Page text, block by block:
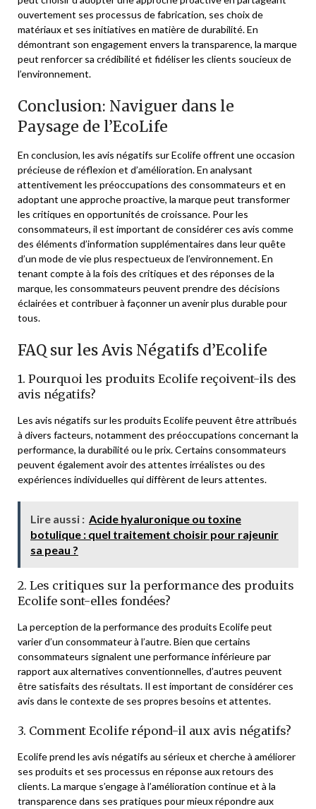
ouvertement ses processus de fabrication, ses choix de
matériaux et ses initiatives en matière de durabilité. En
démontrant son engagement envers la transparence, la marque
peut renforcer sa crédibilité et fidéliser les clients soucieux de
l’environnement.
Conclusion: Naviguer dans le
Paysage de l’EcoLife
En conclusion, les avis négatifs sur Ecolife offrent une occasion
précieuse de réflexion et d’amélioration. En analysant
attentivement les préoccupations des consommateurs et en
adoptant une approche proactive, la marque peut transformer
les critiques en opportunités de croissance. Pour les
consommateurs, il est important de considérer ces avis comme
des éléments d’information supplémentaires dans leur quête
d’un mode de vie plus respectueux de l’environnement. En
tenant compte à la fois des critiques et des réponses de la
marque, les consommateurs peuvent prendre des décisions
éclairées et contribuer à façonner un avenir plus durable pour
tous.
FAQ sur les Avis Négatifs d’Ecolife
1. Pourquoi les produits Ecolife reçoivent-ils des
avis négatifs?
Les avis négatifs sur les produits Ecolife peuvent être attribués
à divers facteurs, notamment des préoccupations concernant la
performance, la durabilité ou le prix. Certains consommateurs
peuvent également avoir des attentes irréalistes ou des
expériences individuelles qui diffèrent de leurs attentes.
Lire aussi : Acide hyaluronique ou toxine
botulique : quel traitement choisir pour rajeunir
sa peau ?
2. Les critiques sur la performance des produits
Ecolife sont-elles fondées?
La perception de la performance des produits Ecolife peut
varier d’un consommateur à l’autre. Bien que certains
consommateurs signalent une performance inférieure par
rapport aux alternatives conventionnelles, d’autres peuvent
être satisfaits des résultats. Il est important de considérer ces
avis dans le contexte de ses propres besoins et attentes.
3. Comment Ecolife répond-il aux avis négatifs?
Ecolife prend les avis négatifs au sérieux et cherche à améliorer
ses produits et ses processus en réponse aux retours des
clients. La marque s’engage à l’amélioration continue et à la
transparence dans ses pratiques pour mieux répondre aux